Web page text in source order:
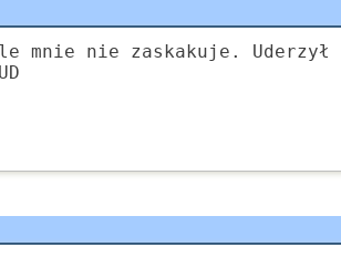
mnie nie zaskakuje. Uderzył